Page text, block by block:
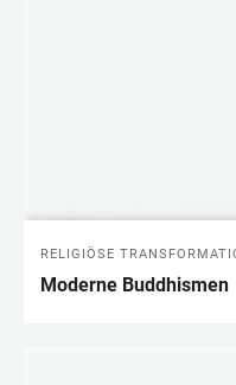
RELIGIÖSE
Moderne Buddhismen